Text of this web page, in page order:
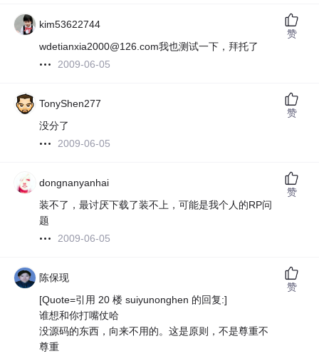
kim53622744
wdetianxia2000@126.com我也测试一下，拜托了
2009-06-05
赞
TonyShen277
没分了
2009-06-05
赞
dongnanyanhai
装不了，最讨厌下载了装不上，可能是我个人的RP问
题
2009-06-05
赞
陈保现
[Quote=引用 20 楼 suiyunonghen 的回复:]
谁想和你打嘴仗哈
没源码的东西，向来不用的。这是原则，不是尊重不
尊重
赞